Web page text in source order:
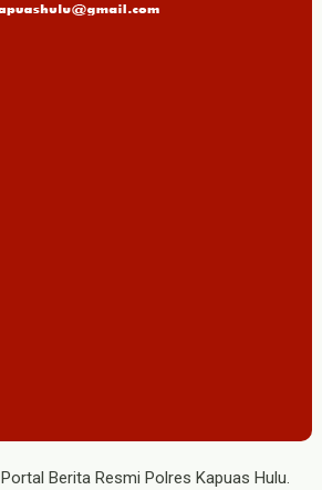
Portal Berita Resmi Polres Kapuas Hulu.